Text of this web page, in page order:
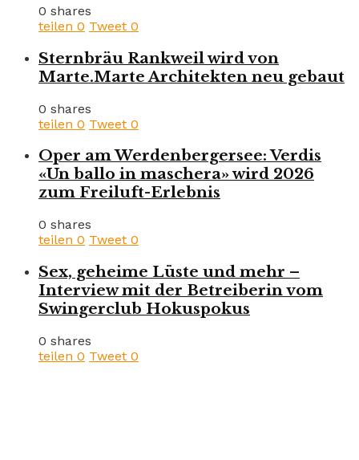
0 shares
teilen 0 Tweet 0
Sternbräu Rankweil wird von
Marte.Marte Architekten neu gebaut
0 shares
teilen 0 Tweet 0
Oper am Werdenbergersee: Verdis
«Un ballo in maschera» wird 2026
zum Freiluft-Erlebnis
0 shares
teilen 0 Tweet 0
Sex, geheime Lüste und mehr –
Interview mit der Betreiberin vom
Swingerclub Hokuspokus
0 shares
teilen 0 Tweet 0